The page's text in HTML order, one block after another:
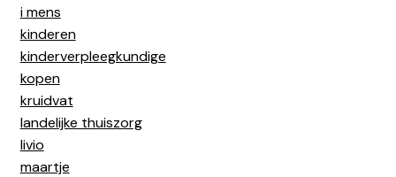
i mens
kinderen
kinderverpleegkundige
kopen
kruidvat
landelijke thuiszorg
livio
maartje